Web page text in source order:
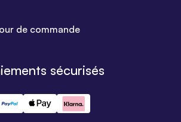
de commande
sécurisés